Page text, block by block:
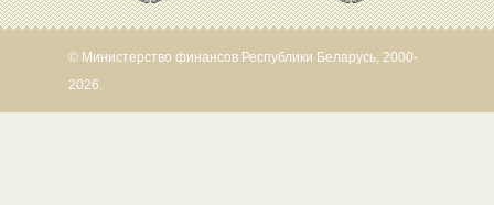
© Министерство финансов Республики Беларусь, 2000-
2026.